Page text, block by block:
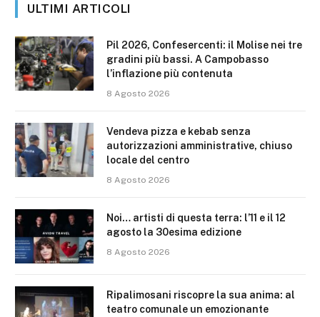
ULTIMI ARTICOLI
Pil 2026, Confesercenti: il Molise nei tre
gradini più bassi. A Campobasso
l’inflazione più contenuta
8 Agosto 2026
Vendeva pizza e kebab senza
autorizzazioni amministrative, chiuso
locale del centro
8 Agosto 2026
Noi… artisti di questa terra: l’11 e il 12
agosto la 30esima edizione
8 Agosto 2026
Ripalimosani riscopre la sua anima: al
teatro comunale un emozionante